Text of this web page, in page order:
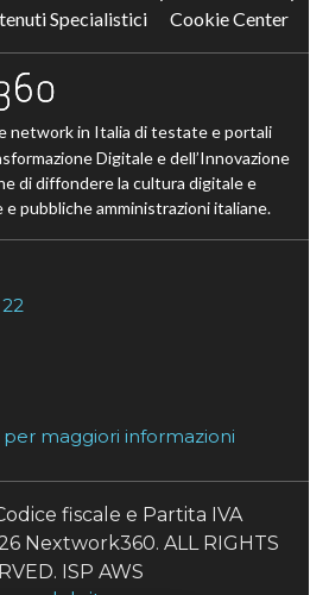
Specialistici
Cookie Center
network in Italia di testate e portali
Digitale e dell’Innovazione
di diffondere la cultura digitale e
pubbliche amministrazioni italiane.
maggiori informazioni
fiscale e Partita IVA
Nextwork360. ALL RIGHTS
ISP AWS